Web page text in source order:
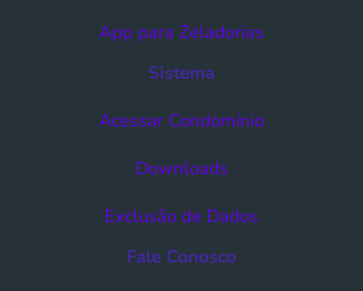
App para Zeladorias
Sistema
Acessar Condomínio​
Downloads
Exclusão de Dados​
Fale Conosco